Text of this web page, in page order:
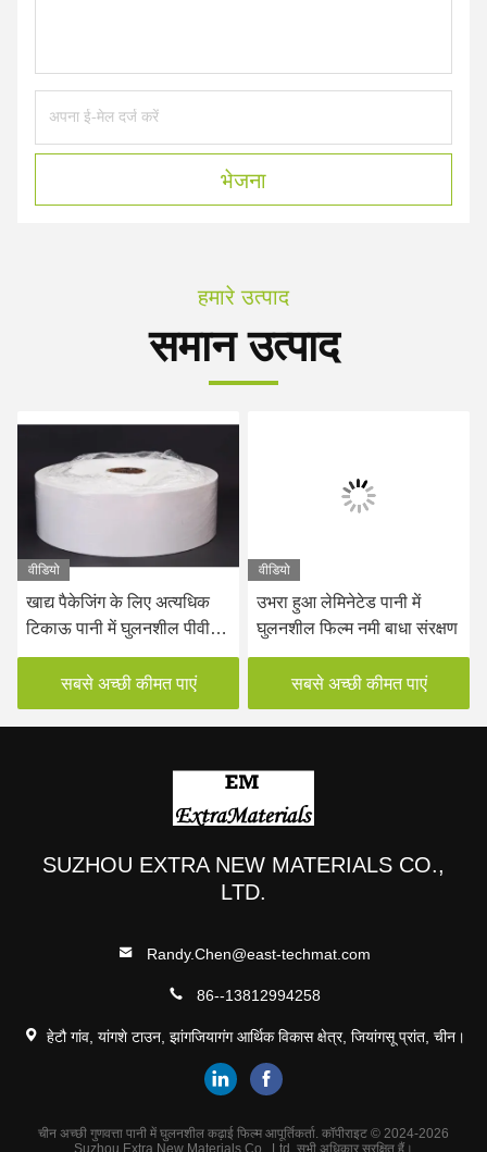
भेजना
हमारे उत्पाद
समान उत्पाद
वीडियो
खाद्य पैकेजिंग के लिए अत्यधिक
टिकाऊ पानी में घुलनशील पीवीए
लेमिनेटेड फिल्म
सबसे अच्छी कीमत पाएं
वीडियो
उभरा हुआ लेमिनेटेड पानी में
घुलनशील फिल्म नमी बाधा संरक्षण
सबसे अच्छी कीमत पाएं
SUZHOU EXTRA NEW MATERIALS CO.,
LTD.
Randy.Chen@east-techmat.com
86--13812994258
हेटौ गांव, यांगशे टाउन, झांगजियागंग आर्थिक विकास क्षेत्र, जियांगसू प्रांत, चीन।
चीन अच्छी गुणवत्ता पानी में घुलनशील कढ़ाई फिल्म आपूर्तिकर्ता. कॉपीराइट © 2024-2026
Suzhou Extra New Materials Co., Ltd. सभी अधिकार सुरक्षित हैं।